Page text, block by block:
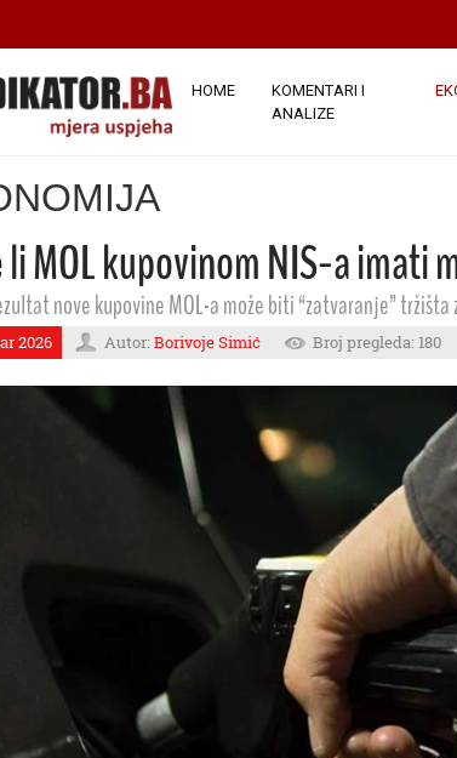
HOME
KOMENTARI I
ANALIZE
li MOL kupovinom NIS-a imati
nove kupovine MOL-a može biti “zatvaranje”
2026 Autor: Borivoje Simić Broj pregleda: 180